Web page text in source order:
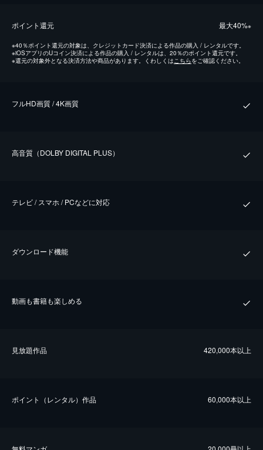
ポイント還元 最⼤40%※
※40％ポイント還元の対象は、クレジットカード決済による作品の購入 / レンタルです。
※iOSアプリのUコイン決済による作品の購入 / レンタルは、20％のポイント還元です。
※還元の対象外となる決済方法や商品があります。くわしくは こちらをご確認ください。
フルHD画質 / 4K画質
⾼⾳質（DOLBY DIGITAL PLUS）
テレビ / スマホ / PCなどに対応
ダウンロード機能
動画も書籍も楽しめる
⾒放題作品 420,000本以上
ポイント（レンタル）作品 60,000本以上